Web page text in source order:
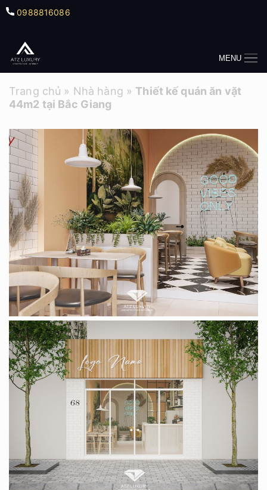
0988816086
MENU
Trang chủ » Nhà hàng » Thiết kế quán ăn vặt
44m2 tại Bắc Giang